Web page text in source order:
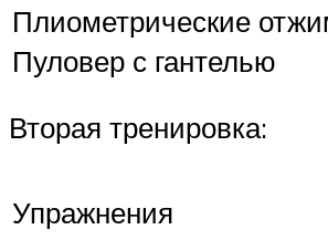
Плиометрические
Пуловер с гантелью
Вторая тренировка:
Упражнения